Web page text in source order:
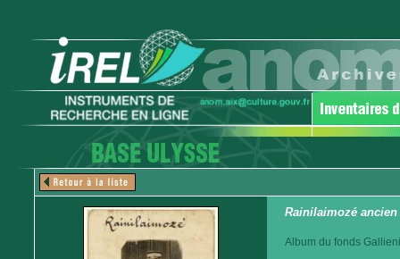
Rainilaimozé
Album du fonds